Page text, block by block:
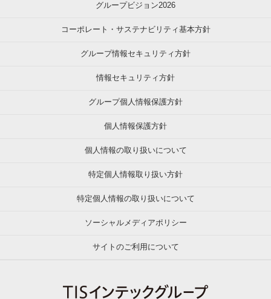
グループビジョン2026
コーポレート・サステナビリティ基本方針
グループ情報セキュリティ方針
情報セキュリティ方針
グループ個人情報保護方針
個人情報保護方針
個人情報の取り扱いについて
特定個人情報取り扱い方針
特定個人情報の取り扱いについて
ソーシャルメディアポリシー
サイトのご利用について